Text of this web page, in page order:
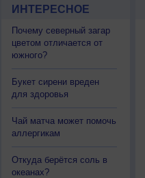
ИНТЕРЕСНОЕ
Почему северный загар
цветом отличается от
южного?
Букет сирени вреден
для здоровья
Чай матча может помочь
аллергикам
Откуда берётся соль в
океанах?